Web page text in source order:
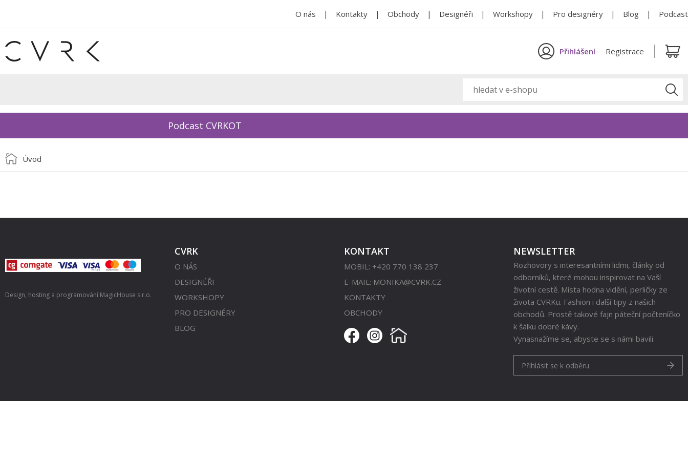
O nás Kontakty Obchody Designéři Workshopy Pro designéry Blog Podcast
Přihlášení Registrace
Podcast CVRKOT
Úvod
Design, hosting a programování MagicHouse s.r.o.
CVRK
O NÁS
DESIGNÉŘI
WORKSHOPY
PRO DESIGNÉRY
BLOG
KONTAKT
MOBIL: +420 770 138 237
E-MAIL: MONIKA@CVRK.CZ
KONTAKTY
OBCHODY
NEWSLETTER
Rozhovory s interesantními lidmi, články od
odborníků, které mohou inspirovat na Vaší
životní cestě. Místa hodna vidění, perličky ze
života CVRKu. Fashion i další tipy z našich
obchodů. Prostě takové fajn páteční počteníčko
k šálku dobré kávy.
Vynasnažíme se, abyste se s námi bavili.
Přihlásit se k odběru